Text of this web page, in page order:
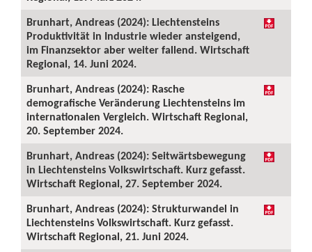
Brunhart, Andreas (2024): Liechtensteins
Produktivität in Industrie wieder ansteigend,
im Finanzsektor aber weiter fallend. Wirtschaft
Regional, 14. Juni 2024.
Brunhart, Andreas (2024): Rasche
demografische Veränderung Liechtensteins im
internationalen Vergleich. Wirtschaft Regional,
20. September 2024.
Brunhart, Andreas (2024): Seitwärtsbewegung
in Liechtensteins Volkswirtschaft. Kurz gefasst.
Wirtschaft Regional, 27. September 2024.
Brunhart, Andreas (2024): Strukturwandel in
Liechtensteins Volkswirtschaft. Kurz gefasst.
Wirtschaft Regional, 21. Juni 2024.